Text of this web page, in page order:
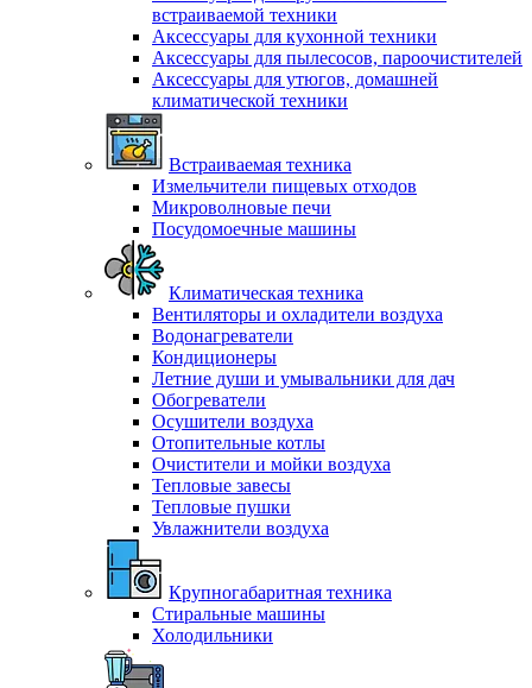
встраиваемой техники
Аксессуары для кухонной техники
Аксессуары для пылесосов, пароочистителей
Аксессуары для утюгов, домашней
климатической техники
Встраиваемая техника
Измельчители пищевых отходов
Микроволновые печи
Посудомоечные машины
Климатическая техника
Вентиляторы и охладители воздуха
Водонагреватели
Кондиционеры
Летние души и умывальники для дач
Обогреватели
Осушители воздуха
Отопительные котлы
Очистители и мойки воздуха
Тепловые завесы
Тепловые пушки
Увлажнители воздуха
Крупногабаритная техника
Стиральные машины
Холодильники